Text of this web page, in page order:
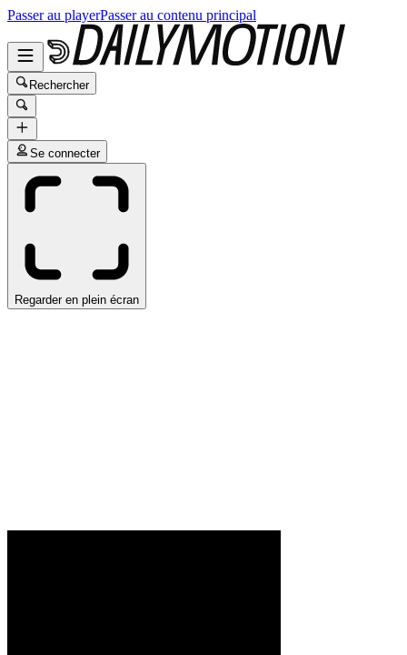
Passer au playerPasser au contenu principal
Rechercher
Se connecter
Regarder en plein écran